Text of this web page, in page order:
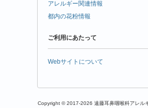
アレルギー関連情報
都内の花粉情報
ご利用にあたって
Webサイトについて
Copyright © 2017-2026 遠藤耳鼻咽喉科アレル